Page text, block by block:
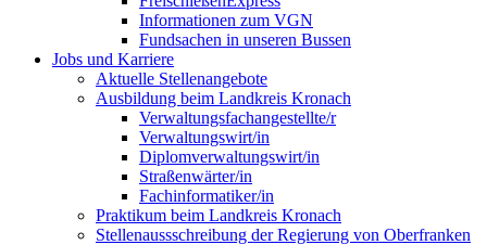
Informationen zum VGN
Fundsachen in unseren Bussen
Jobs und Karriere
Aktuelle Stellenangebote
Ausbildung beim Landkreis Kronach
Verwaltungsfachangestellte/r
Verwaltungswirt/in
Diplomverwaltungswirt/in
Straßenwärter/in
Fachinformatiker/in
Praktikum beim Landkreis Kronach
Stellenaussschreibung der Regierung von Oberfranken